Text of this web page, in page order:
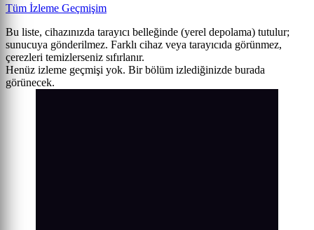
Tüm İzleme Geçmişim
Bu liste, cihazınızda tarayıcı belleğinde (yerel depolama) tutulur;
sunucuya gönderilmez. Farklı cihaz veya tarayıcıda görünmez,
çerezleri temizlerseniz sıfırlanır.
Henüz izleme geçmişi yok. Bir bölüm izlediğinizde burada
görünecek.